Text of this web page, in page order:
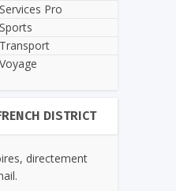
Services Pro
Sports
Transport
Voyage
DISTRICT
directement